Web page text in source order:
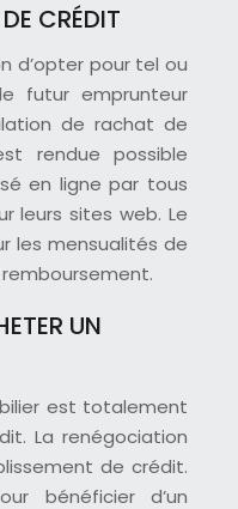
CRÉDIT
d’opter pour tel ou
futur emprunteur
de rachat de
rendue possible
en ligne par tous
leurs sites web. Le
les mensualités de
UN
est totalement
La renégociation
de crédit.
bénéficier d’un